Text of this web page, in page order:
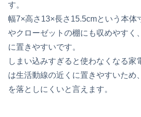
す。
幅7×高さ13×長さ15.5cmという本体
やクローゼットの棚にも収めやすく
に置きやすいです。
しまい込みすぎると使わなくなる家
は生活動線の近くに置きやすいため
を落としにくいと言えます。